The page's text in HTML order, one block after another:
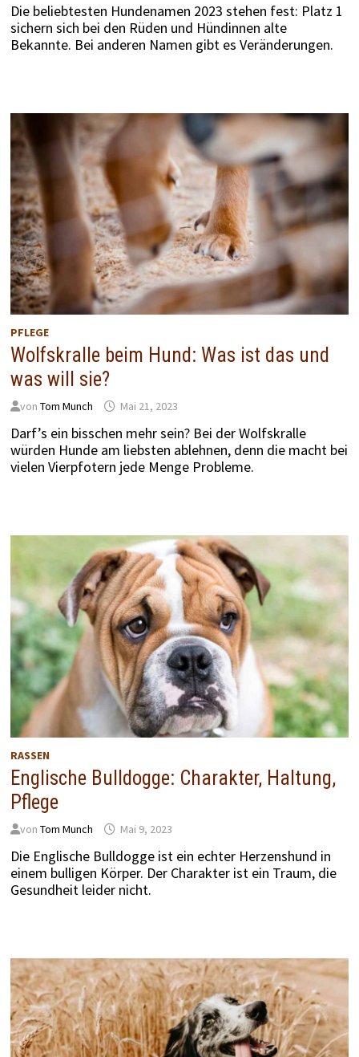
Die beliebtesten Hundenamen 2023 stehen fest: Platz 1
sichern sich bei den Rüden und Hündinnen alte
Bekannte. Bei anderen Namen gibt es Veränderungen.
PFLEGE
Wolfskralle beim Hund: Was ist das und
was will sie?
von Tom Munch Mai 21, 2023
Darf’s ein bisschen mehr sein? Bei der Wolfskralle
würden Hunde am liebsten ablehnen, denn die macht bei
vielen Vierpfotern jede Menge Probleme.
RASSEN
Englische Bulldogge: Charakter, Haltung,
Pflege
von Tom Munch Mai 9, 2023
Die Englische Bulldogge ist ein echter Herzenshund in
einem bulligen Körper. Der Charakter ist ein Traum, die
Gesundheit leider nicht.